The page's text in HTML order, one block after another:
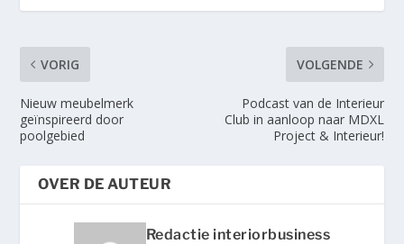
VORIG
Nieuw meubelmerk
geïnspireerd door
poolgebied
VOLGENDE
Podcast van de Interieur
Club in aanloop naar MDXL
Project & Interieur!
OVER DE AUTEUR
Redactie interiorbusiness